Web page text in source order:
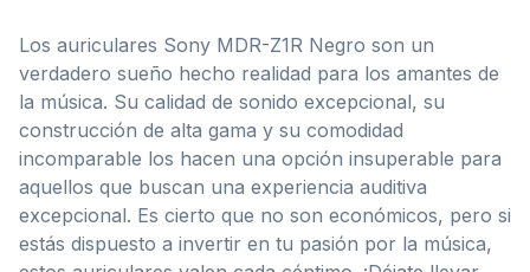
Los auriculares Sony MDR-Z1R Negro son un
verdadero sueño hecho realidad para los amantes de
la música. Su calidad de sonido excepcional, su
construcción de alta gama y su comodidad
incomparable los hacen una opción insuperable para
aquellos que buscan una experiencia auditiva
excepcional. Es cierto que no son económicos, pero si
estás dispuesto a invertir en tu pasión por la música,